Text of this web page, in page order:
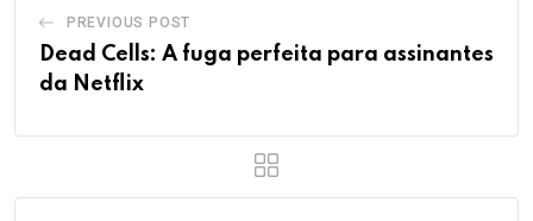
PREVIOUS POST
Dead Cells: A fuga perfeita para assinantes
da Netflix